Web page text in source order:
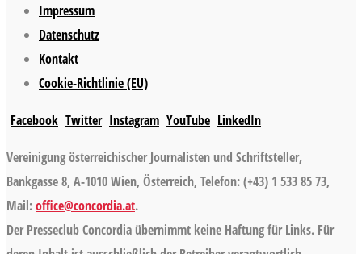
Impressum
Datenschutz
Kontakt
Cookie-Richtlinie (EU)
Facebook Twitter Instagram YouTube LinkedIn
Vereinigung österreichischer Journalisten und Schriftsteller,
Bankgasse 8, A-1010 Wien, Österreich, Telefon: (+43) 1 533 85 73,
Mail:office@concordia.at.
Der Presseclub Concordia übernimmt keine Haftung für Links. Für